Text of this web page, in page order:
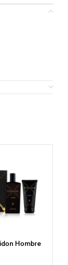
Hombre